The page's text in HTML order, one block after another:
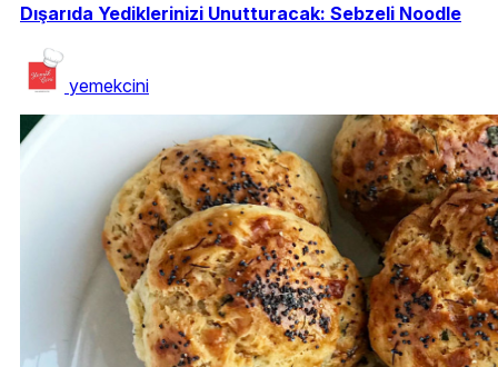
Dışarıda Yediklerinizi Unutturacak: Sebzeli Noodle
yemekcini